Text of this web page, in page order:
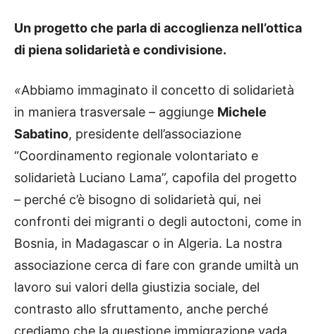
Un progetto che parla di accoglienza nell’ottica
di piena solidarietà e condivisione.
«Abbiamo immaginato il concetto di solidarietà
in maniera trasversale – aggiunge Michele
Sabatino, presidente dell’associazione
“Coordinamento regionale volontariato e
solidarietà Luciano Lama”, capofila del progetto
– perché c’è bisogno di solidarietà qui, nei
confronti dei migranti o degli autoctoni, come in
Bosnia, in Madagascar o in Algeria. La nostra
associazione cerca di fare con grande umiltà un
lavoro sui valori della giustizia sociale, del
contrasto allo sfruttamento, anche perché
crediamo che la questione immigrazione vada